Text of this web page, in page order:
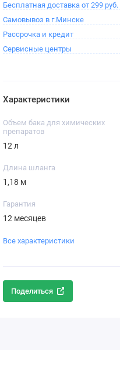
Бесплатная доставка от 299 руб.
Самовывоз в г.Минске
Рассрочка и кредит
Сервисные центры
Характеристики
Объем бака для химических
препаратов
12 л
Длина шланга
1,18 м
Гарантия
12 месяцев
Все характеристики
Поделиться